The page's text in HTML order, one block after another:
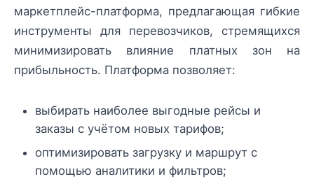
маркетплейс-платформа, предлагающая гибкие
инструменты для перевозчиков, стремящихся
минимизировать влияние платных зон на
прибыльность. Платформа позволяет:
выбирать наиболее выгодные рейсы и
заказы с учётом новых тарифов;
оптимизировать загрузку и маршрут с
помощью аналитики и фильтров;